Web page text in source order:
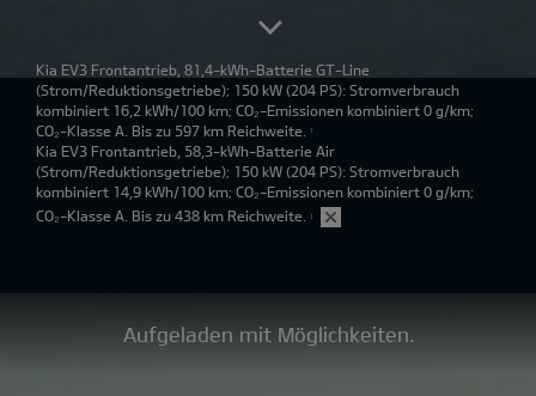
Kia EV3 Frontantrieb, 81,4-kWh-Batterie GT-Line
(Strom/Reduktionsgetriebe); 150 kW (204 PS): Stromverbrauch
kombiniert 16,2 kWh/100 km; CO₂-Emissionen kombiniert 0 g/km;
CO₂-Klasse A. Bis zu 597 km Reichweite.
Kia EV3 Frontantrieb, 58,3-kWh-Batterie Air
(Strom/Reduktionsgetriebe); 150 kW (204 PS): Stromverbrauch
kombiniert 14,9 kWh/100 km; CO₂-Emissionen kombiniert 0 g/km;
CO₂-Klasse A. Bis zu 438 km Reichweite.
1
Aufgeladen mit Möglichkeiten.